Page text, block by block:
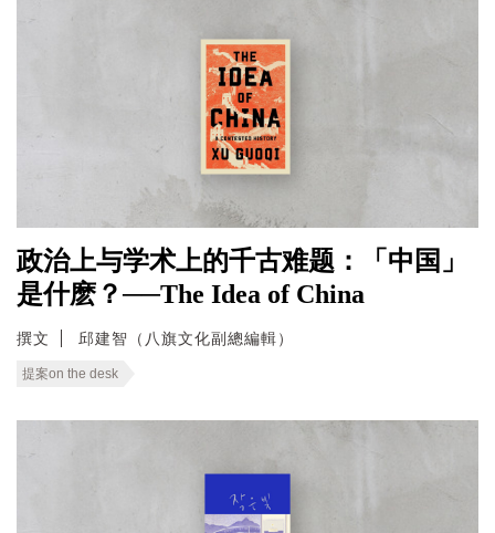
政治上与学术上的千古难题：「中国」
是什麽？──The Idea of China
撰文 邱建智（八旗文化副總編輯）
提案on the desk